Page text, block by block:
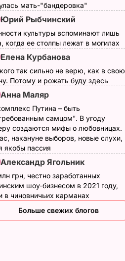
мать-"бандеровка"
Юрий Рыбчинский
культуры вспоминают лишь
когда ее столпы лежат в могилах
Елена Курбанова
так сильно не верю, как в свою
Потому и рожать буду здесь
Анна Маляр
Путина – быть
самцом". В угоду
создаются мифы о любовницах.
накануне выборов, новые слухи,
якобы пассия
Александр Ягольник
грн, честно заработанных
шоу-бизнесом в 2021 году,
в чиновничьих карманах
Больше свежих блогов